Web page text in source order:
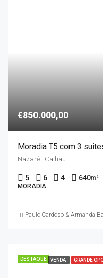
€850.000,00
Nazaré - Calhau
5 6 4 640m²
MORADIA
Paulo Cardoso & Armanda
DESTAQUE VENDA GRANDE